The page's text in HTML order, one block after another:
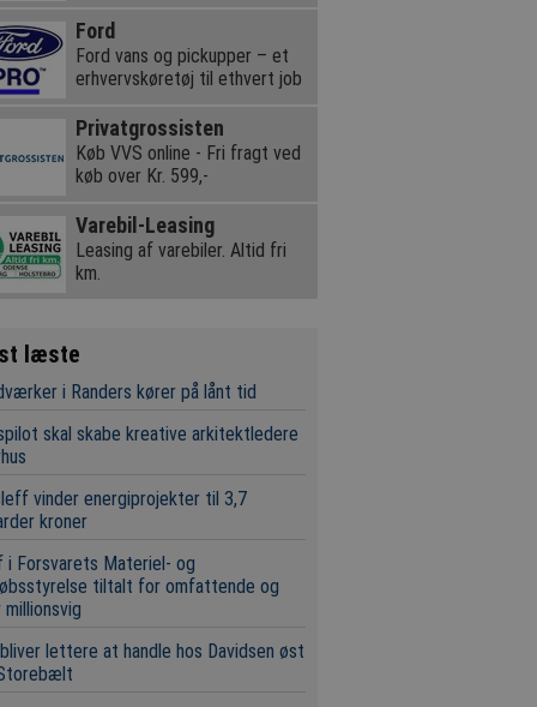
Ford
Ford vans og pickupper – et
erhvervskøretøj til ethvert job
Privatgrossisten
Køb VVS online - Fri fragt ved
køb over Kr. 599,-
Varebil-Leasing
Leasing af varebiler. Altid fri
km.
læste
i Randers kører på lånt tid
skal skabe kreative arkitektledere
vinder energiprojekter til 3,7
kroner
i Forsvarets Materiel- og
tiltalt for omfattende og
millionsvig
lettere at handle hos Davidsen øst